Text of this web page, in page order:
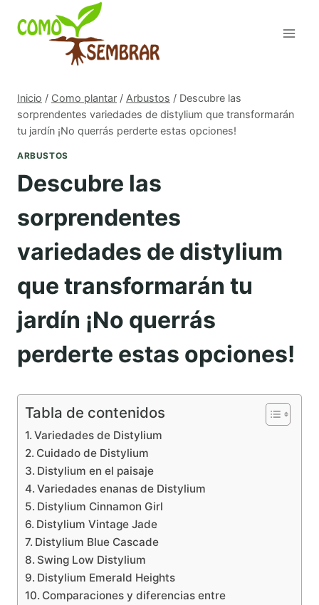
Inicio / Como plantar / Arbustos / Descubre las
sorprendentes variedades de distylium que transformarán
tu jardín ¡No querrás perderte estas opciones!
ARBUSTOS
Descubre las
sorprendentes
variedades de distylium
que transformarán tu
jardín ¡No querrás
perderte estas opciones!
Tabla de contenidos
Variedades de Distylium
Cuidado de Distylium
Distylium en el paisaje
Variedades enanas de Distylium
Distylium Cinnamon Girl
Distylium Vintage Jade
Distylium Blue Cascade
Swing Low Distylium
Distylium Emerald Heights
Comparaciones y diferencias entre